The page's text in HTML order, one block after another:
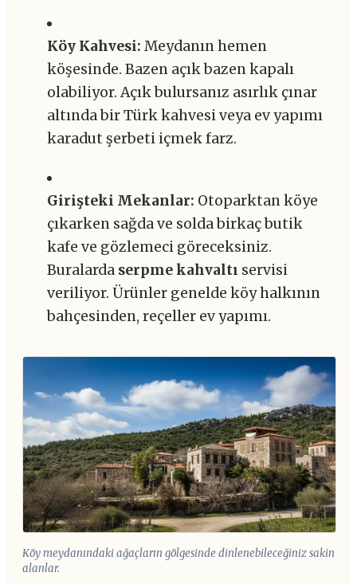
Köy Kahvesi: Meydanın hemen
köşesinde. Bazen açık bazen kapalı
olabiliyor. Açık bulursanız asırlık çınar
altında bir Türk kahvesi veya ev yapımı
karadut şerbeti içmek farz.
Girişteki Mekanlar: Otoparktan köye
çıkarken sağda ve solda birkaç butik
kafe ve gözlemeci göreceksiniz.
Buralarda serpme kahvaltı servisi
veriliyor. Ürünler genelde köy halkının
bahçesinden, reçeller ev yapımı.
Köy meydanındaki ağaçların gölgesinde dinlenebileceğiniz sakin
alanlar.